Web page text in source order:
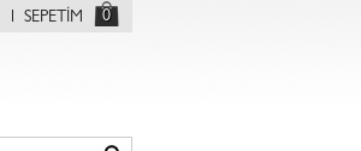
SEPETİM 0